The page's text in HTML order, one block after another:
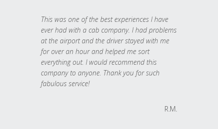
This was one of the best experiences I have
ever had with a cab company. I had problems
at the airport and the driver stayed with me
for over an hour and helped me sort
everything out. I would recommend this
company to anyone. Thank you for such
fabulous service!
R.M.